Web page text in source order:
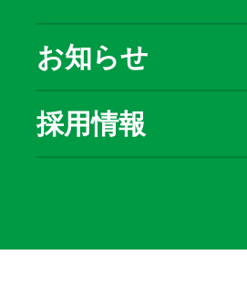
お知らせ
採用情報